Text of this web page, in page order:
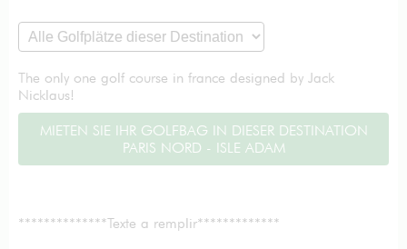
The only one golf course in france designed by Jack
Nicklaus!
MIETEN SIE IHR GOLFBAG IN DIESER DESTINATION
PARIS NORD - ISLE ADAM
**************Texte a remplir*************